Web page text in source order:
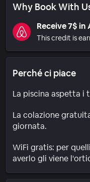
Why Book With
Receive 7$
This credit is
Perché ci piace
La piscina aspetta i
La colazione
giornata.
WiFi gratis: per
averlo gli viene